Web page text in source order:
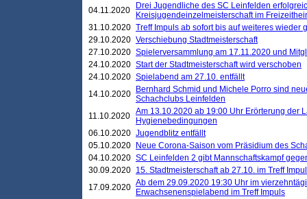
04.11.2020
Drei Jugendliche des SC Leinfelden
Kreisjugendeinzelmeisterschaft im
31.10.2020 Treff Impuls ab sofort bis auf weiteres wieder
29.10.2020 Verschiebung Stadtmeisterschaft
27.10.2020 Spielerversammlung am 17.11.2020 und
24.10.2020 Start der Stadtmeisterschaft wird verschoben
24.10.2020 Spielabend am 27.10. entfällt
14.10.2020
Bernhard Schmid und Michele Porro sind
Schachclubs Leinfelden
11.10.2020 Am 13.10.2020 ab 19:00 Uhr Erörterung der
Hygienebedingungen
06.10.2020 Jugendblitz entfällt
05.10.2020
Neue Corona-Saison vom Präsidium des
04.10.2020 SC Leinfelden 2 gibt Mannschaftskampf
30.09.2020 15. Stadtmeisterschaft ab 27.10. im Treff
17.09.2020 Ab dem 29.09.2020 19:30 Uhr im
Erwachsenenspielabend im Treff Impuls